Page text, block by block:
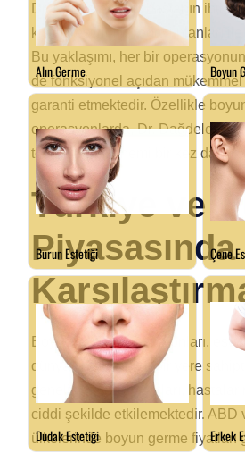
Dr. Dağdelen, her hastanın
kişiselleştirilmiş tedavi planları
Bu yaklaşımı, her bir
de fonksiyonel açıdan
garanti etmektedir. Özellikle
operasyonlarda, Dr. Dağdelen’in
tecrübesinin önemi bir kez daha
Türkiye ve
Boyun germe operasyonları,
dünyasında önemli bir yere
genelindeki fiyat farkları,
ciddi şekilde etkilemektedir. ABD
ülkelerinde boyun germe fiyatları